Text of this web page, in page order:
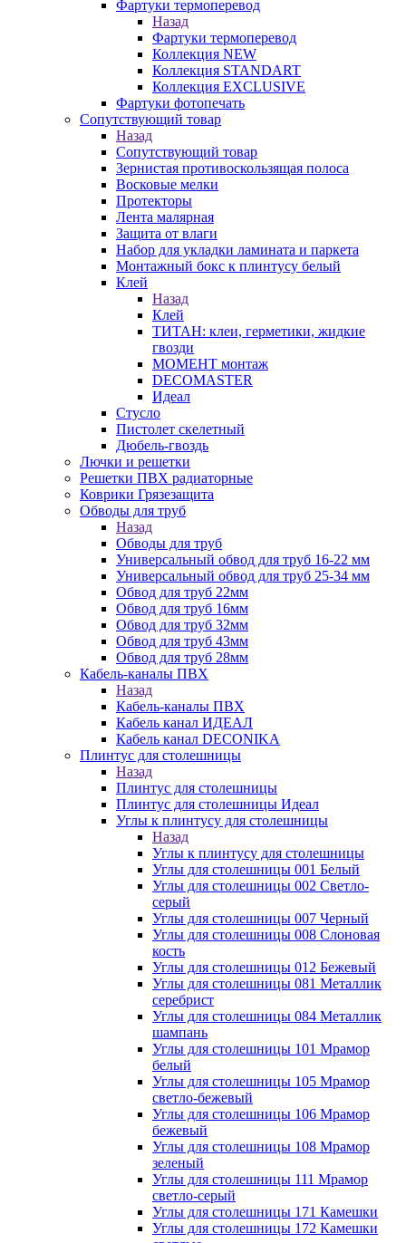
Фартуки термоперевод
Назад
Фартуки термоперевод
Коллекция NEW
Коллекция STANDART
Коллекция EXCLUSIVE
Фартуки фотопечать
Сопутствующий товар
Назад
Сопутствующий товар
Зернистая противоскользящая полоса
Восковые мелки
Протекторы
Лента малярная
Защита от влаги
Набор для укладки ламината и паркета
Монтажный бокс к плинтусу белый
Клей
Назад
Клей
ТИТАН: клеи, герметики, жидкие
гвозди
МОМЕНТ монтаж
DECOMASTER
Идеал
Стусло
Пистолет скелетный
Дюбель-гвоздь
Лючки и решетки
Решетки ПВХ радиаторные
Коврики Грязезащита
Обводы для труб
Назад
Обводы для труб
Универсальный обвод для труб 16-22 мм
Универсальный обвод для труб 25-34 мм
Обвод для труб 22мм
Обвод для труб 16мм
Обвод для труб 32мм
Обвод для труб 43мм
Обвод для труб 28мм
Кабель-каналы ПВХ
Назад
Кабель-каналы ПВХ
Кабель канал ИДЕАЛ
Кабель канал DECONIKA
Плинтус для столешницы
Назад
Плинтус для столешницы
Плинтус для столешницы Идеал
Углы к плинтусу для столешницы
Назад
Углы к плинтусу для столешницы
Углы для столешницы 001 Белый
Углы для столешницы 002 Светло-
серый
Углы для столешницы 007 Черный
Углы для столешницы 008 Слоновая
кость
Углы для столешницы 012 Бежевый
Углы для столешницы 081 Металлик
серебрист
Углы для столешницы 084 Металлик
шампань
Углы для столешницы 101 Мрамор
белый
Углы для столешницы 105 Мрамор
светло-бежевый
Углы для столешницы 106 Мрамор
бежевый
Углы для столешницы 108 Мрамор
зеленый
Углы для столешницы 111 Мрамор
светло-серый
Углы для столешницы 171 Камешки
Углы для столешницы 172 Камешки